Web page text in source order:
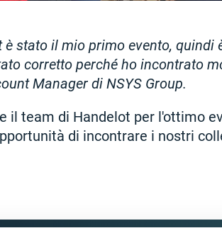
è stato il mio primo evento,
corretto perché ho incontrato
Manager di NSYS Group.
il team di Handelot per l'ottimo
di incontrare i nostri